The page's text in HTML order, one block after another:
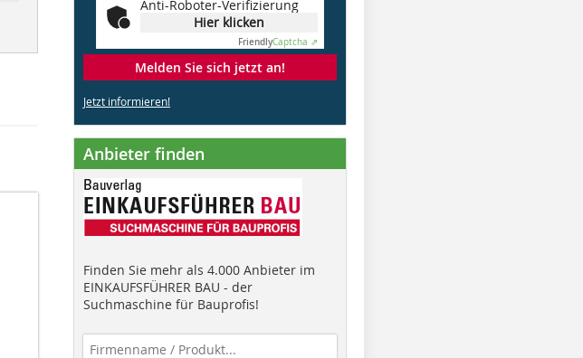
Anti-Roboter-Verifizierung
Hier klicken
FriendlyCaptcha ⇗
Melden Sie sich jetzt an!
Jetzt informieren!
Anbieter finden
Finden Sie mehr als 4.000 Anbieter im
EINKAUFSFÜHRER BAU - der
Suchmaschine für Bauprofis!